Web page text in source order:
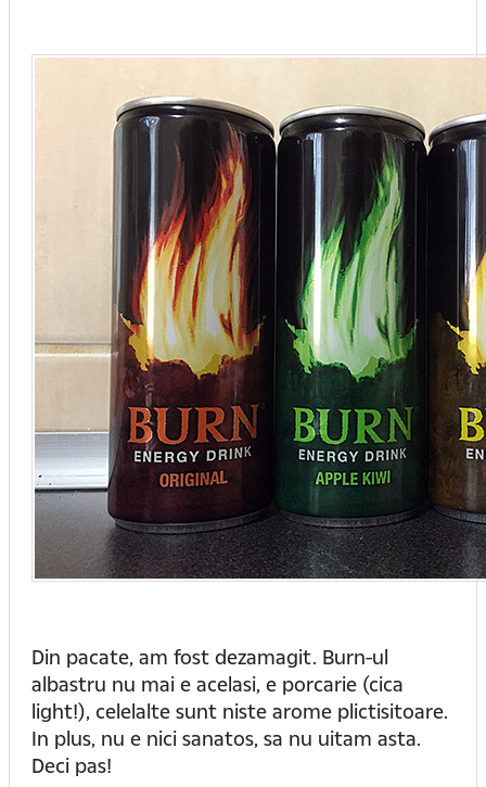
Din pacate, am fost dezamagit. Burn-ul
albastru nu mai e acelasi, e porcarie (cica
light!), celelalte sunt niste arome plictisitoare.
In plus, nu e nici sanatos, sa nu uitam asta.
Deci pas!